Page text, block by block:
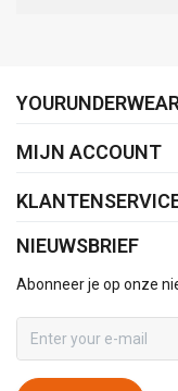
MIJN ACCOUNT
NIEUWSBRIEF
Abonneer je op onze